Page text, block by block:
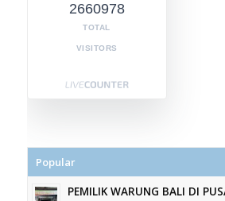
2660978
TOTAL
VISITORS
Popular
PEMILIK WARUNG BALI DI